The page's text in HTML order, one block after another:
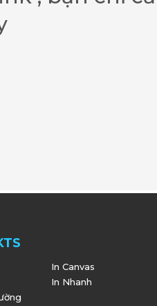
In Canvas
In Nhanh